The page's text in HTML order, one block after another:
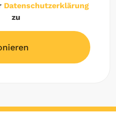
Datenschutzerklärung
zu